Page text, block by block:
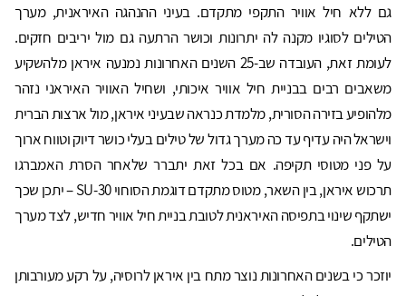
גם ללא חיל אוויר התקפי מתקדם. בעיני ההנהגה האיראנית, מערך
הטילים לסוגיו מקנה לה יתרונות וכושר הרתעה גם מול יריבים חזקים.
לעומת זאת, העובדה שב-25 השנים האחרונות נמנעה איראן מלהשקיע
משאבים רבים בבניית חיל אוויר איכותי, ושחיל האוויר האיראני נזהר
מלהופיע בזירה הסורית, מלמדת כנראה שבעיני איראן, מול ארצות הברית
וישראל היה עדיף עד כה מערך גדול של טילים בעלי כושר דיוק וטווח ארוך
על פני מטוסי תקיפה. אם בכל זאת יתברר שלאחר הסרת האמברגו
תרכוש איראן, בין השאר, מטוס מתקדם דוגמת הסוחוי 30-SU – יתכן שכך
ישתקף שינוי בתפיסה האיראנית לטובת בניית חיל אוויר חדיש, לצד מערך
הטילים.
יוזכר כי בשנים האחרונות נוצר מתח בין איראן לרוסיה, על רקע מעורבותן